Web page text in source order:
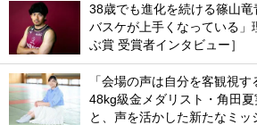
38歳でも進化を続ける篠山竜
バスケが上手くなっている」
ぶ賞 受賞者インタビュー］
「会場の声は自分を客観視
48kg級金メダリスト・角田
と、声を活かした新たなミッ